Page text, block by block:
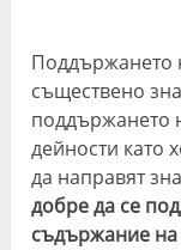
Поддържането
съществено
поддържането
дейности като
да направят
добре да се
съдържание на